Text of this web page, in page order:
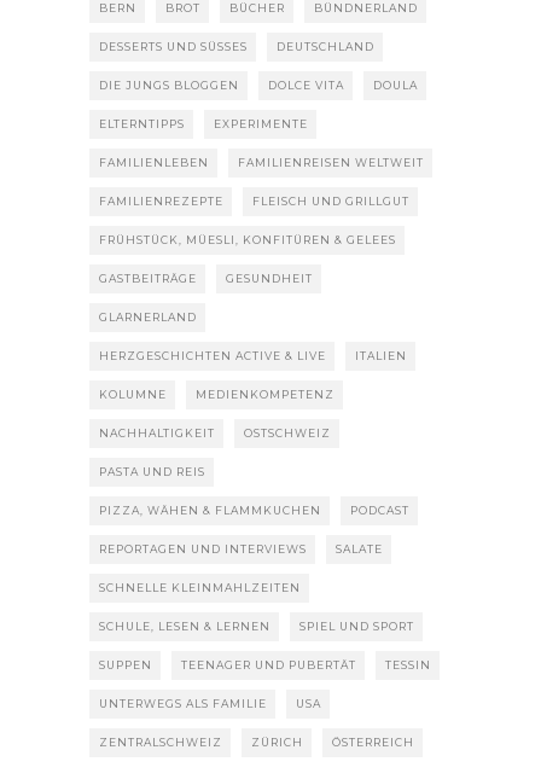
BERN BROT BÜCHER BÜNDNERLAND
DESSERTS UND SÜSSES DEUTSCHLAND
DIE JUNGS BLOGGEN DOLCE VITA DOULA
ELTERNTIPPS EXPERIMENTE
FAMILIENLEBEN FAMILIENREISEN WELTWEIT
FAMILIENREZEPTE FLEISCH UND GRILLGUT
FRÜHSTÜCK, MÜESLI, KONFITÜREN & GELEES
GASTBEITRÄGE GESUNDHEIT
GLARNERLAND
HERZGESCHICHTEN ACTIVE & LIVE ITALIEN
KOLUMNE MEDIENKOMPETENZ
NACHHALTIGKEIT OSTSCHWEIZ
PASTA UND REIS
PIZZA, WÄHEN & FLAMMKUCHEN PODCAST
REPORTAGEN UND INTERVIEWS SALATE
SCHNELLE KLEINMAHLZEITEN
SCHULE, LESEN & LERNEN SPIEL UND SPORT
SUPPEN TEENAGER UND PUBERTÄT TESSIN
UNTERWEGS ALS FAMILIE USA
ZENTRALSCHWEIZ ZÜRICH ÖSTERREICH